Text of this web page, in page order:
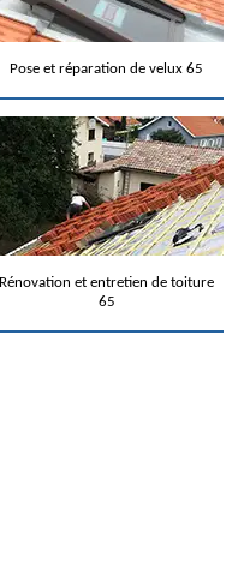
Pose et réparation de velux 65
Rénovation et entretien de toiture
65